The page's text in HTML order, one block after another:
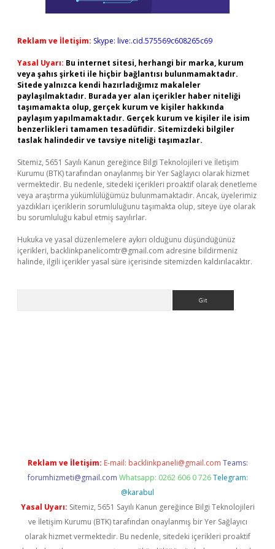
Reklam ve İletişim: Skype: live:.cid.575569c608265c69
Yasal Uyarı: Bu internet sitesi, herhangi bir marka, kurum
veya şahıs şirketi ile hiçbir bağlantısı bulunmamaktadır.
Sitede yalnızca kendi hazırladığımız makaleler
paylaşılmaktadır. Burada yer alan içerikler haber niteliği
taşımamakta olup, gerçek kurum ve kişiler hakkında
paylaşım yapılmamaktadır. Gerçek kurum ve kişiler ile isim
benzerlikleri tamamen tesadüfidir. Sitemizdeki bilgiler
taslak halindedir ve tavsiye niteliği taşımazlar.
Sitemiz, 5651 Sayılı Kanun gereğince Bilgi Teknolojileri ve İletişim
Kurumu (BTK) tarafından onaylanmış bir Yer Sağlayıcı olarak hizmet
vermektedir. Bu nedenle, sitedeki içerikleri proaktif olarak denetleme
veya araştırma yükümlülüğümüz bulunmamaktadır. Ancak, üyelerimiz
yazdıkları içeriklerin sorumluluğunu taşımakta olup, siteye üye olarak
bu sorumluluğu kabul etmiş sayılırlar.
Hukuka ve yasal düzenlemelere aykırı olduğunu düşündüğünüz
içerikleri, backlinkpanelicomtr@gmail.com adresine bildirmeniz
halinde, ilgili içerikler yasal süre içerisinde sitemizden kaldırılacaktır.
Reklam ve İletişim: E-mail: backlinkpaneli@gmail.com Teams:
forumhizmeti@gmail.com Whatsapp: 0262 606 0 726 Telegram:
@karabul
Yasal Uyarı: Sitemiz, 5651 Sayılı Kanun gereğince Bilgi Teknolojileri
ve İletişim Kurumu (BTK) tarafından onaylanmış bir Yer Sağlayıcı
olarak hizmet vermektedir. Bu nedenle, sitedeki içerikleri proaktif